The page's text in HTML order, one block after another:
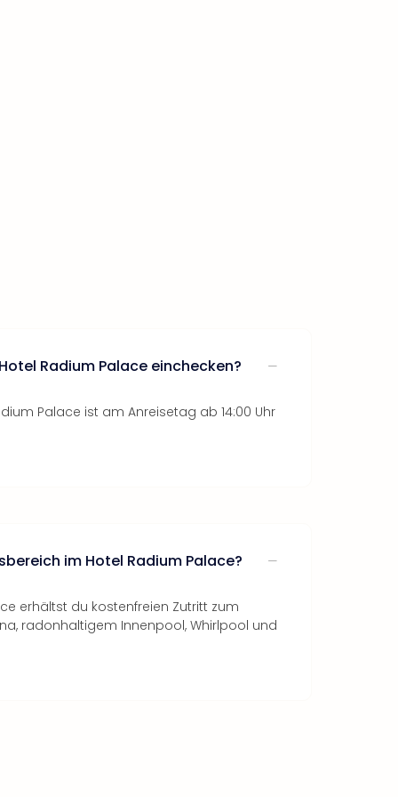
Radium Palace einchecken?
Palace ist am Anreisetag ab 14:00 Uhr
im Hotel Radium Palace?
erhältst du kostenfreien Zutritt zum
radonhaltigem Innenpool, Whirlpool und